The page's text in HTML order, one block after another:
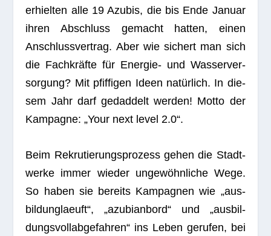
erhiel­ten alle 19 Azu­bis, die bis Ende Januar
ihren Abschluss gemacht hat­ten, einen
Anschluss­ver­trag. Aber wie sichert man sich
die Fach­kräfte für Ener­gie- und Was­ser­ver­
sor­gung? Mit pfif­fi­gen Ideen natür­lich. In die­
sem Jahr darf gedad­delt wer­den! Motto der
Kam­pa­gne: „Your next level 2.0“.
Beim Rekru­tie­rungs­pro­zess gehen die Stadt­
werke immer wie­der unge­wöhn­li­che Wege.
So haben sie bereits Kam­pa­gnen wie „aus­
bild­un­g­laeuft“, „azu­bian­bord“ und „aus­bil­
dungs­voll­ab­ge­fah­ren“ ins Leben geru­fen, bei